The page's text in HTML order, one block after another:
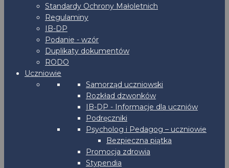
Standardy Ochrony Małoletnich
Regulaminy
IB-DP
Podanie - wzór
Duplikaty dokumentów
RODO
Uczniowie
Samorząd uczniowski
Rozkład dzwonków
IB-DP - Informacje dla uczniów
Podręczniki
Psycholog i Pedagog – uczniowie
Bezpieczna piątka
Promocja zdrowia
Stypendia